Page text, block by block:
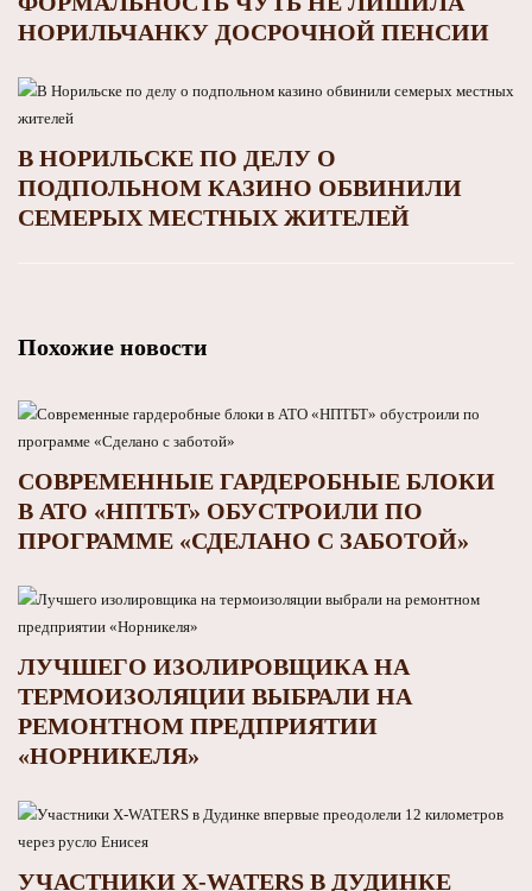
НОРИЛЬЧАНКУ ДОСРОЧНОЙ ПЕНСИИ
В НОРИЛЬСКЕ ПО ДЕЛУ О
ПОДПОЛЬНОМ КАЗИНО ОБВИНИЛИ
СЕМЕРЫХ МЕСТНЫХ ЖИТЕЛЕЙ
Похожие новости
СОВРЕМЕННЫЕ ГАРДЕРОБНЫЕ БЛОКИ
В АТО «НПТБТ» ОБУСТРОИЛИ ПО
ПРОГРАММЕ «СДЕЛАНО С ЗАБОТОЙ»
ЛУЧШЕГО ИЗОЛИРОВЩИКА НА
ТЕРМОИЗОЛЯЦИИ ВЫБРАЛИ НА
РЕМОНТНОМ ПРЕДПРИЯТИИ
«НОРНИКЕЛЯ»
УЧАСТНИКИ X-WATERS В ДУДИНКЕ